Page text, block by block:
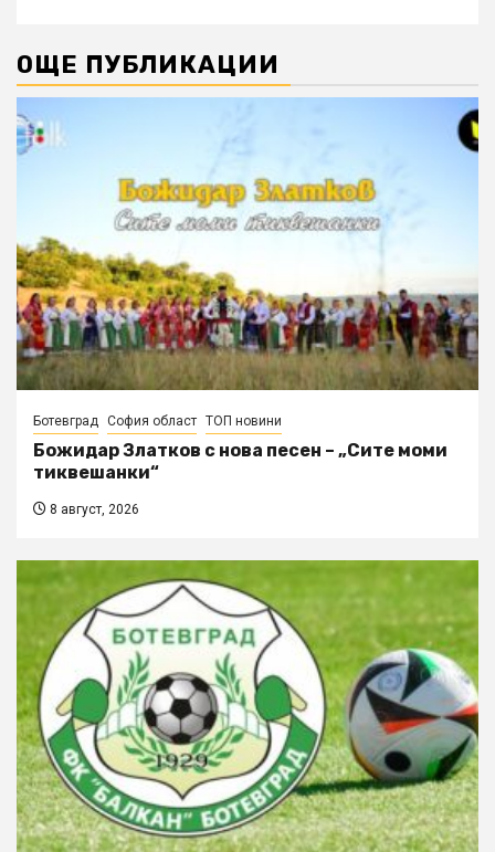
ОЩЕ ПУБЛИКАЦИИ
Ботевград София област ТОП новини
Божидар Златков с нова песен – „Сите моми
тиквешанки“
8 август, 2026